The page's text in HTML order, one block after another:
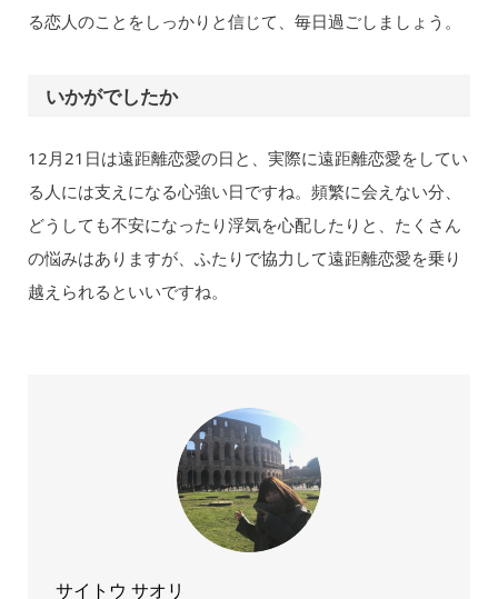
る恋人のことをしっかりと信じて、毎日過ごしましょう。
いかがでしたか
12月21日は遠距離恋愛の日と、実際に遠距離恋愛をしてい
る人には支えになる心強い日ですね。頻繁に会えない分、
どうしても不安になったり浮気を心配したりと、たくさん
の悩みはありますが、ふたりで協力して遠距離恋愛を乗り
越えられるといいですね。
サイトウ サオリ